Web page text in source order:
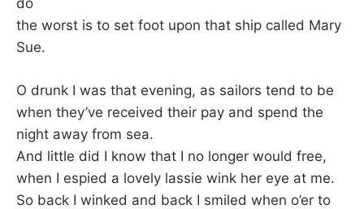
do
the worst is to set foot upon that ship called Mary
Sue.
O drunk I was that evening, as sailors tend to be
when they’ve received their pay and spend the
night away from sea.
And little did I know that I no longer would free,
when I espied a lovely lassie wink her eye at me.
So back I winked and back I smiled when o’er to